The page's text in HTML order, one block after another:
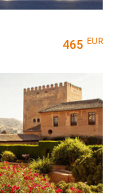
465 EUR